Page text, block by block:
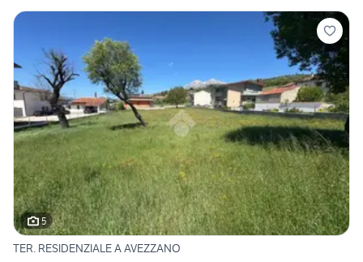
5
TER. RESIDENZIALE A AVEZZANO